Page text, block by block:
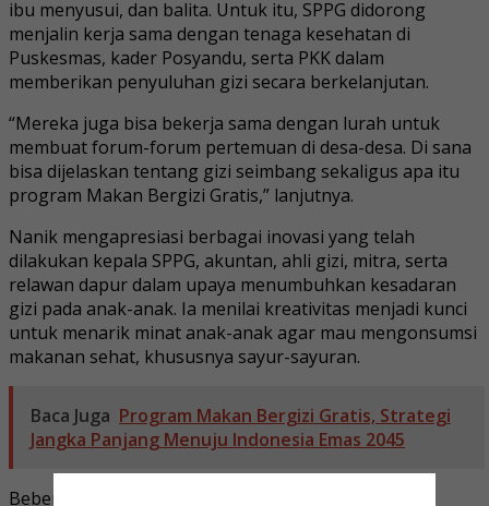
ibu menyusui, dan balita. Untuk itu, SPPG didorong
menjalin kerja sama dengan tenaga kesehatan di
Puskesmas, kader Posyandu, serta PKK dalam
memberikan penyuluhan gizi secara berkelanjutan.
“Mereka juga bisa bekerja sama dengan lurah untuk
membuat forum-forum pertemuan di desa-desa. Di sana
bisa dijelaskan tentang gizi seimbang sekaligus apa itu
program Makan Bergizi Gratis,” lanjutnya.
Nanik mengapresiasi berbagai inovasi yang telah
dilakukan kepala SPPG, akuntan, ahli gizi, mitra, serta
relawan dapur dalam upaya menumbuhkan kesadaran
gizi pada anak-anak. Ia menilai kreativitas menjadi kunci
untuk menarik minat anak-anak agar mau mengonsumsi
makanan sehat, khususnya sayur-sayuran.
Baca Juga Program Makan Bergizi Gratis, Strategi
Jangka Panjang Menuju Indonesia Emas 2045
Beberapa upaya kreatif yang disorot antara lain